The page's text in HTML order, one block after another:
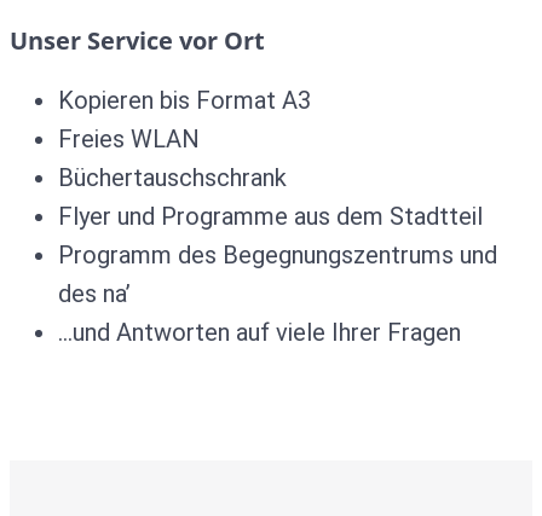
Unser Service vor Ort
Kopieren bis Format A3
Freies WLAN
Büchertauschschrank
Flyer und Programme aus dem Stadtteil
Programm des Begegnungszentrums und
des na’
…und Antworten auf viele Ihrer Fragen